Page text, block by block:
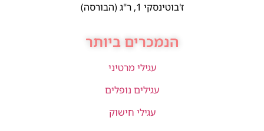
ז'בוטינסקי 1, ר"ג (הבורסה)
הנמכרים ביותר
עגילי מרטיני
עגילים נופלים
עגילי חישוק